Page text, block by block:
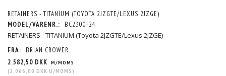
RETAINERS - TITANIUM (TOYOTA 2JZGTE/LEXUS 2JZGE)
MODEL/VARENR.:
BC2300-24
RETAINERS - TITANIUM (Toyota 2JZGTE/Lexus 2JZGE)
FRA:
BRIAN CROWER
2.582,50 DKK M/MOMS
(2.066,00 DKK U/MOMS )